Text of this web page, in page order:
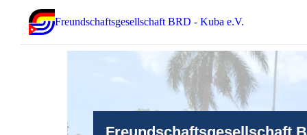
Freundschaftsgesellschaft BRD - Kuba e.V.